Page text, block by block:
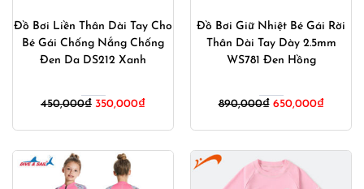
Đồ Bơi Liền Thân Dài Tay Cho
Bé Gái Chống Nắng Chống
Đen Da DS212 Xanh
450,000₫ Giá
450,000₫.
350,000₫Giá
là:
350,000₫.
Đồ Bơi Giữ Nhiệt Bé Gái Rời
Thân Dài Tay Dày 2.5mm
WS781 Đen Hồng
890,000₫ Giá
890,000₫.
650,000₫Giá